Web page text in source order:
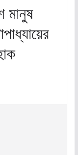
মানুষ